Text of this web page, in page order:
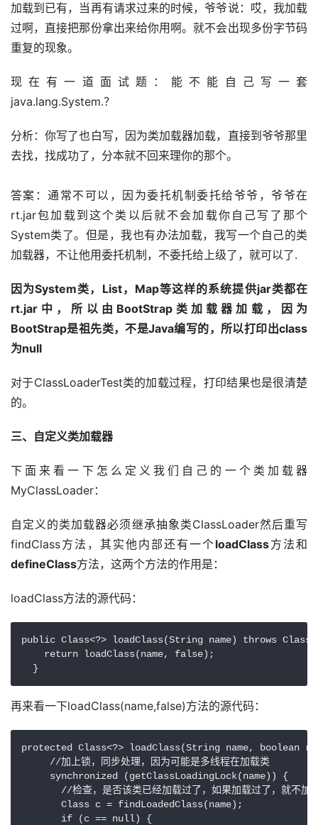
加载到已有，当再有请求过来的时候，爷爷说：哎，我加载
过啊，直接把那份拿出来给你用啊。就不会出现多份字节码
重复的现象。
现在有一道面试题：能不能自己写一套
java.lang.System.？
分析：你写了也白写，因为类加载器加载，直接到爷爷那里
去找，找成功了，分本就不回来理你的那个。
答案：通常不可以，因为委托机制委托给爷爷，爷爷在
rt.jar包加载到这个类以后就不会加载你自己写了那个
System类了。但是，我也有办法加载，我写一个自己的类
加载器，不让他用委托机制，不委托给上级了，就可以了.
因为System类，List，Map等这样的系统提供jar类都在
rt.jar中，所以由BootStrap类加载器加载，因为
BootStrap是祖先类，不是Java编写的，所以打印出class
为null
对于ClassLoaderTest类的加载过程，打印结果也是很清楚
的。
三、自定义类加载器
下面来看一下怎么定义我们自己的一个类加载器
MyClassLoader：
自定义的类加载器必须继承抽象类ClassLoader然后重写
findClass方法，其实他内部还有一个loadClass方法和
defineClass方法，这两个方法的作用是：
loadClass方法的源代码：
public Class<?> loadClass(String name) throws
    return loadClass(name, false);
再来看一下loadClass(name,false)方法的源代码：
protected Class<?> loadClass(String name, boolean
     //加上锁，同步处理，因为可能是多线程在加载类
     synchronized (getClassLoadingLock(name)) {
//检查，是否该类已经加载过了，如果加载过了，就不加
       Class c = findLoadedClass(name);
       if (c == null) {